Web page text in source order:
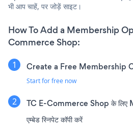
भी आप चाहें, पर जोड़ें साइट।
How To Add a Membership
Commerce Shop:
Create a Free Membership
Start for free now
TC E-Commerce Shop के
एम्बेड स्निपेट कॉपी करें